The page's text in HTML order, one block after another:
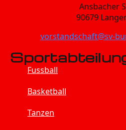
Ansbacher
90679
vorstandschaft@sv-
Fussball
Basketball
Tanzen